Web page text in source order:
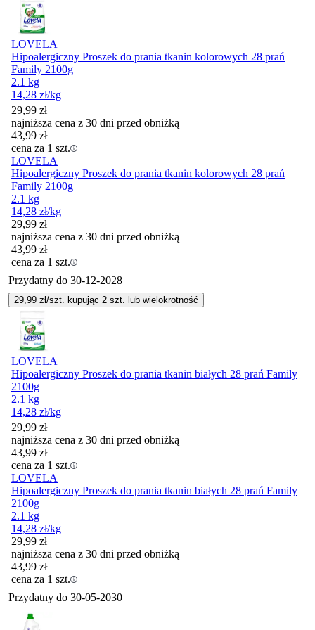
LOVELA
Hipoalergiczny Proszek do prania tkanin kolorowych 28 prań
Family 2100g
2.1 kg
14,28 zł/kg
29,99 zł
najniższa cena z 30 dni przed obniżką
43,99 zł
cena za 1 szt.
LOVELA
Hipoalergiczny Proszek do prania tkanin kolorowych 28 prań
Family 2100g
2.1 kg
14,28 zł/kg
29,99 zł
najniższa cena z 30 dni przed obniżką
43,99 zł
cena za 1 szt.
Przydatny do 30-12-2028
29,99 zł/szt. kupując 2 szt. lub wielokrotność
LOVELA
Hipoalergiczny Proszek do prania tkanin białych 28 prań Family
2100g
2.1 kg
14,28 zł/kg
29,99 zł
najniższa cena z 30 dni przed obniżką
43,99 zł
cena za 1 szt.
LOVELA
Hipoalergiczny Proszek do prania tkanin białych 28 prań Family
2100g
2.1 kg
14,28 zł/kg
29,99 zł
najniższa cena z 30 dni przed obniżką
43,99 zł
cena za 1 szt.
Przydatny do 30-05-2030